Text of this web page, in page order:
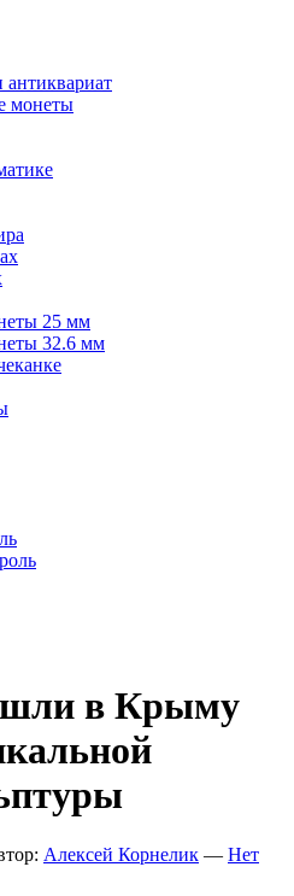
антиквариат
монеты
25 мм
32.6 мм
в Крыму
Алексей Корнелик — Нет